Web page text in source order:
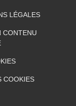
LÉGALES
CONTENU
COOKIES